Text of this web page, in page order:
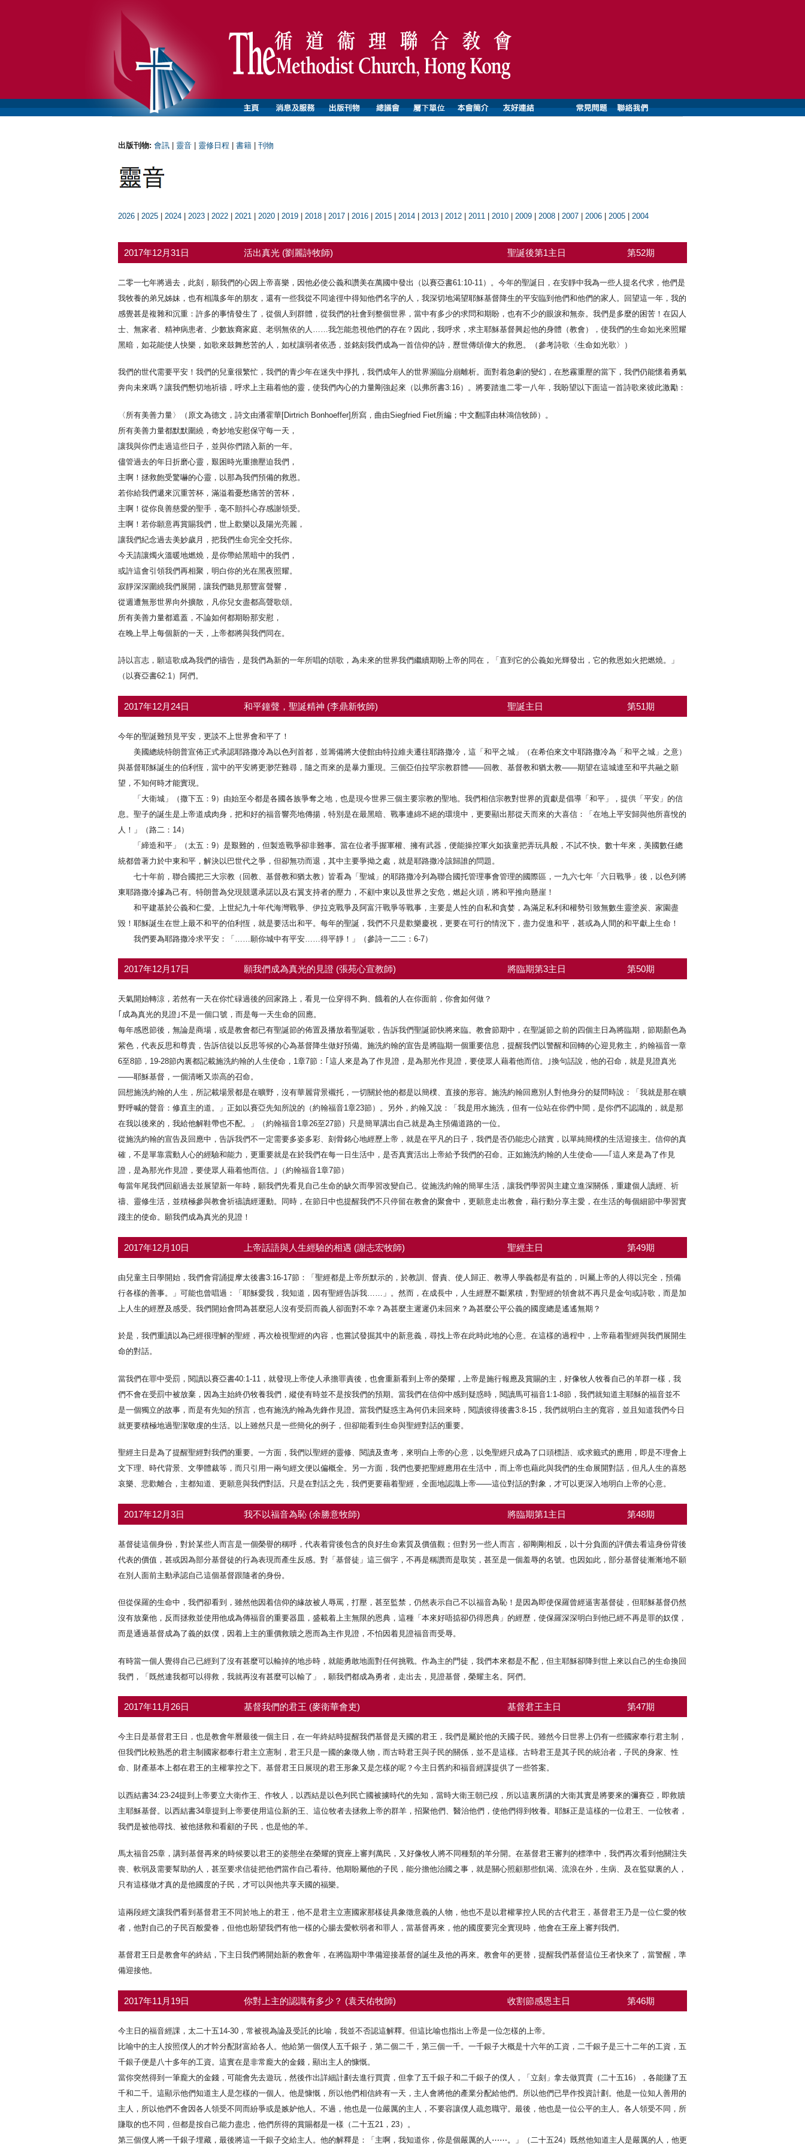
出版刊物: 會訊 靈音 靈修日程 書籍 刊物
2026 | 2025 | 2024 | 2023 | 2022 | 2021 | 2020 | 2019 | 2018 | 2017 | 2016 | 2015 | 2014 | 2013 | 2012 | 2011 | 2010 | 2009 | 2008 | 2007 | 2006 | 2005 | 2004
2017年12月31日 活出真光 (劉麗詩牧師) 聖誕後第1主日 第52期
二零一七年將過去，此刻，願我們的心因上帝喜樂，因他必使公義和讚美在萬國中發出（以賽亞書61:10-11）。今年的聖誕日，在安靜中我為一些人提名代求，他們是
我牧養的弟兄姊妹，也有相識多年的朋友，還有一些我從不同途徑中得知他們名字的人，我深切地渴望耶穌基督降生的平安臨到他們和他們的家人。回望這一年，我的
感覺甚是複雜和沉重：許多的事情發生了，從個人到群體，從我們的社會到整個世界，當中有多少的求問和期盼，也有不少的眼淚和無奈。我們是多麼的困苦！在囚人
士、無家者、精神病患者、少數族裔家庭、老弱無依的人……我怎能忽視他們的存在？因此，我呼求，求主耶穌基督興起他的身體（教會），使我們的生命如光來照耀
黑暗，如花能使人快樂，如歌來鼓舞愁苦的人，如杖讓弱者依憑，並銘刻我們成為一首信仰的詩，歷世傳頌偉大的救恩。（參考詩歌〈生命如光歌〉）
我們的世代需要平安！我們的兒童很繁忙，我們的青少年在迷失中掙扎，我們成年人的世界瀕臨分崩離析。面對着急劇的變幻，在愁霧重壓的當下，我們仍能懷着勇氣
奔向未來嗎？讓我們懇切地祈禱，呼求上主藉着他的靈，使我們內心的力量剛強起來（以弗所書3:16）。將要踏進二零一八年，我盼望以下面這一首詩歌來彼此激勵：
〈所有美善力量〉（原文為德文，詩文由潘霍華[Dirtrich Bonhoeffer]所寫，曲由Siegfried Fiet所編；中文翻譯由林鴻信牧師）。
所有美善力量都默默圍繞，奇妙地安慰保守每一天，
讓我與你們走過這些日子，並與你們踏入新的一年。
儘管過去的年日折磨心靈，艱困時光重擔壓迫我們，
主啊！拯救飽受驚嚇的心靈，以那為我們預備的救恩。
若你給我們遞來沉重苦杯，滿溢着憂愁痛苦的苦杯，
主啊！從你良善慈愛的聖手，毫不顫抖心存感謝領受。
主啊！若你願意再賞賜我們，世上歡樂以及陽光亮麗，
讓我們紀念過去美妙歲月，把我們生命完全交托你。
今天請讓燭火溫暖地燃燒，是你帶給黑暗中的我們，
或許這會引領我們再相聚，明白你的光在黑夜照耀。
寂靜深深圍繞我們展開，讓我們聽見那豐富聲響，
從週遭無形世界向外擴散，凡你兒女盡都高聲歌頌。
所有美善力量都遮蓋，不論如何都期盼那安慰，
在晚上早上每個新的一天，上帝都將與我們同在。
詩以言志，願這歌成為我們的禱告，是我們為新的一年所唱的頌歌，為未來的世界我們繼續期盼上帝的同在，「直到它的公義如光輝發出，它的救恩如火把燃燒。」
（以賽亞書62:1）阿們。
2017年12月24日 和平鐘聲，聖誕精神 (李鼎新牧師) 聖誕主日 第51期
今年的聖誕難預見平安，更談不上世界會和平了！
美國總統特朗普宣佈正式承認耶路撒冷為以色列首都，並籌備將大使館由特拉維夫遷往耶路撒冷，這「和平之城」（在希伯來文中耶路撒冷為「和平之城」之意）
與基督耶穌誕生的伯利恆，當中的平安將更渺茫難尋，隨之而來的是暴力重現。三個亞伯拉罕宗教群體——回教、基督教和猶太教——期望在這城達至和平共融之願
望，不知何時才能實現。
「大衛城」（撒下五：9）由始至今都是各國各族爭奪之地，也是現今世界三個主要宗教的聖地。我們相信宗教對世界的貢獻是倡導「和平」，提供「平安」的信
息。聖子的誕生是上帝道成肉身，把和好的福音響亮地傳揚，特別是在最黑暗、戰事連綿不絕的環境中，更要顯出那從天而來的大喜信：「在地上平安歸與他所喜悅的
人！」（路二：14）
「締造和平」（太五：9）是艱難的，但製造戰爭卻非難事。當在位者手握軍權、擁有武器，便能操控軍火如孩童把弄玩具般，不試不快。數十年來，美國數任總
統都曾著力於中東和平，解決以巴世代之爭，但卻無功而退，其中主要爭拗之處，就是耶路撒冷該歸誰的問題。
七十年前，聯合國把三大宗教（回教、基督教和猶太教）皆看為「聖城」的耶路撒冷列為聯合國托管理事會管理的國際區，一九六七年「六日戰爭」後，以色列將
東耶路撒冷據為己有。特朗普為兌現競選承諾以及右翼支持者的壓力，不顧中東以及世界之安危，燃起火頭，將和平推向懸崖！
和平建基於公義和仁愛。上世紀九十年代海灣戰爭、伊拉克戰爭及阿富汗戰爭等戰事，主要是人性的自私和貪婪，為滿足私利和權勢引致無數生靈塗炭、家園盡
毀！耶穌誕生在世上最不和平的伯利恆，就是要活出和平。每年的聖誕，我們不只是歡樂慶祝，更要在可行的情況下，盡力促進和平，甚或為人間的和平獻上生命！
我們要為耶路撒冷求平安：「……願你城中有平安……得平靜！」（參詩一二二：6-7）
2017年12月17日 願我們成為真光的見證 (張苑心宣教師) 將臨期第3主日 第50期
天氣開始轉涼，若然有一天在你忙碌過後的回家路上，看見一位穿得不夠、餓着的人在你面前，你會如何做？
｢成為真光的見證｣不是一個口號，而是每一天生命的回應。
每年感恩節後，無論是商場，或是教會都已有聖誕節的佈置及播放着聖誕歌，告訴我們聖誕節快將來臨。教會節期中，在聖誕節之前的四個主日為將臨期，節期顏色為
紫色，代表反思和尊貴，告訴信徒以反思等候的心為基督降生做好預備。施洗約翰的宣告是將臨期一個重要信息，提醒我們以警醒和回轉的心迎見救主，約翰福音一章
6至8節，19-28節內裏都記載施洗約翰的人生使命，1章7節：｢這人來是為了作見證，是為那光作見證，要使眾人藉着他而信。｣換句話說，他的召命，就是見證真光
——耶穌基督，一個清晰又崇高的召命。
回想施洗約翰的人生，所記載場景都是在曠野，沒有華麗背景襯托，一切關於他的都是以簡樸、直接的形容。施洗約翰回應別人對他身分的疑問時說：「我就是那在曠
野呼喊的聲音：修直主的道。」正如以賽亞先知所說的（約翰福音1章23節）。另外，約翰又說：「我是用水施洗，但有一位站在你們中間，是你們不認識的，就是那
在我以後來的，我給他解鞋帶也不配。」（約翰福音1章26至27節）只是簡單講出自己就是為主預備道路的一位。
從施洗約翰的宣告及回應中，告訴我們不一定需要多姿多彩、刻骨銘心地經歷上帝，就是在平凡的日子，我們是否仍能忠心踏實，以單純簡樸的生活迎接主。信仰的真
確，不是單靠震動人心的經驗和能力，更重要就是在於我們在每一日生活中，是否真實活出上帝給予我們的召命。正如施洗約翰的人生使命——｢這人來是為了作見
證，是為那光作見證，要使眾人藉着他而信。｣（約翰福音1章7節）
每當年尾我們回顧過去並展望新一年時，願我們先看見自己生命的缺欠而學習改變自己。從施洗約翰的簡單生活，讓我們學習與主建立進深關係，重建個人讀經、祈
禱、靈修生活，並積極參與教會祈禱讀經運動。同時，在節日中也提醒我們不只停留在教會的聚會中，更願意走出教會，藉行動分享主愛，在生活的每個細節中學習實
踐主的使命。願我們成為真光的見證！
2017年12月10日 上帝話語與人生經驗的相遇 (謝志宏牧師) 聖經主日 第49期
由兒童主日學開始，我們會背誦提摩太後書3:16-17節：「聖經都是上帝所默示的，於教訓、督責、使人歸正、教導人學義都是有益的，叫屬上帝的人得以完全，預備
行各樣的善事。」可能也曾唱過：「耶穌愛我，我知道，因有聖經告訴我……」。然而，在成長中，人生經歷不斷累積，對聖經的領會就不再只是金句或詩歌，而是加
上人生的經歷及感受。我們開始會問為甚麼惡人沒有受罰而義人卻面對不幸？為甚麼主遲遲仍未回來？為甚麼公平公義的國度總是遙遙無期？
於是，我們重讀以為已經很理解的聖經，再次檢視聖經的內容，也嘗試發掘其中的新意義，尋找上帝在此時此地的心意。在這樣的過程中，上帝藉着聖經與我們展開生
命的對話。
當我們在罪中受罰，閱讀以賽亞書40:1-11，就發現上帝使人承擔罪責後，也會重新看到上帝的榮耀，上帝是施行報應及賞賜的主，好像牧人牧養自己的羊群一樣，我
們不會在受罰中被放棄，因為主始終仍牧養我們，縱使有時並不是按我們的預期。當我們在信仰中感到疑惑時，閱讀馬可福音1:1-8節，我們就知道主耶穌的福音並不
是一個獨立的故事，而是有先知的預言，也有施洗約翰為先鋒作見證。當我們疑惑主為何仍未回來時，閱讀彼得後書3:8-15，我們就明白主的寬容，並且知道我們今日
就更要積極地過聖潔敬虔的生活。以上雖然只是一些簡化的例子，但卻能看到生命與聖經對話的重要。
聖經主日是為了提醒聖經對我們的重要。一方面，我們以聖經的靈修、閱讀及查考，來明白上帝的心意，以免聖經只成為了口頭標語、或求籤式的應用，即是不理會上
文下理、時代背景、文學體裁等，而只引用一兩句經文便以偏概全。另一方面，我們也要把聖經應用在生活中，而上帝也藉此與我們的生命展開對話，但凡人生的喜怒
哀樂、悲歡離合，主都知道、更願意與我們對話。只是在對話之先，我們更要藉着聖經，全面地認識上帝——這位對話的對象，才可以更深入地明白上帝的心意。
2017年12月3日 我不以福音為恥 (余勝意牧師) 將臨期第1主日 第48期
基督徒這個身份，對於某些人而言是一個榮譽的稱呼，代表着背後包含的良好生命素質及價值觀；但對另一些人而言，卻剛剛相反，以十分負面的評價去看這身份背後
代表的價值，甚或因為部分基督徒的行為表現而產生反感。對「基督徒」這三個字，不再是稱讚而是取笑，甚至是一個羞辱的名號。也因如此，部分基督徒漸漸地不願
在別人面前主動承認自己這個基督跟隨者的身份。
但從保羅的生命中，我們卻看到，雖然他因着信仰的緣故被人辱罵，打壓，甚至監禁，仍然表示自己不以福音為恥！是因為即使保羅曾經逼害基督徒，但耶穌基督仍然
沒有放棄他，反而拯救並使用他成為傳福音的重要器皿，盛載着上主無限的恩典，這種「本來好唔掂卻仍得恩典」的經歷，使保羅深深明白到他已經不再是罪的奴僕，
而是通過基督成為了義的奴僕，因着上主的重價救贖之恩而為主作見證，不怕因着見證福音而受辱。
有時當一個人覺得自己已經到了沒有甚麼可以輸掉的地步時，就能勇敢地面對任何挑戰。作為主的門徒，我們本來都是不配，但主耶穌卻降到世上來以自己的生命換回
我們，「既然連我都可以得救，我就再沒有甚麼可以輸了」，願我們都成為勇者，走出去，見證基督，榮耀主名。阿們。
2017年11月26日 基督我們的君王 (麥衛華會吏) 基督君王主日 第47期
今主日是基督君王日，也是教會年曆最後一個主日，在一年終結時提醒我們基督是天國的君王，我們是屬於他的天國子民。雖然今日世界上仍有一些國家奉行君主制，
但我們比較熟悉的君主制國家都奉行君主立憲制，君王只是一國的象徵人物，而古時君王與子民的關係，並不是這樣。古時君王是其子民的統治者，子民的身家、性
命、財產基本上都在君王的主權掌控之下。基督君王日展現的君王形象又是怎樣的呢？今主日舊約和福音經課提供了一些答案。
以西結書34:23-24提到上帝要立大衛作王、作牧人，以西結是以色列民亡國被擄時代的先知，當時大衛王朝已歿，所以這裏所講的大衛其實是將要來的彌賽亞，即救贖
主耶穌基督。以西結書34章提到上帝要使用這位新的王、這位牧者去拯救上帝的群羊，招聚他們、醫治他們，使他們得到牧養。耶穌正是這樣的一位君王、一位牧者，
我們是被他尋找、被他拯救和看顧的子民，也是他的羊。
馬太福音25章，講到基督再來的時候要以君王的姿態坐在榮耀的寶座上審判萬民，又好像牧人將不同種類的羊分開。在基督君王審判的標準中，我們再次看到他關注失
喪、軟弱及需要幫助的人，甚至要求信徒把他們當作自己看待。他期盼屬他的子民，能分擔他治國之事，就是關心照顧那些飢渴、流浪在外，生病、及在監獄裏的人，
只有這樣做才真的是他國度的子民，才可以與他共享天國的福樂。
這兩段經文讓我們看到基督君王不同於地上的君王，他不是君主立憲國家那樣徒具象徵意義的人物，他也不是以君權掌控人民的古代君王，基督君王乃是一位仁愛的牧
者，他對自己的子民百般愛眷，但他也盼望我們有他一樣的心腸去愛軟弱者和罪人，當基督再來，他的國度要完全實現時，他會在王座上審判我們。
基督君王日是教會年的終結，下主日我們將開始新的教會年，在將臨期中準備迎接基督的誕生及他的再來。教會年的更替，提醒我們基督這位王者快來了，當警醒，準
備迎接他。
2017年11月19日 你對上主的認識有多少？ (袁天佑牧師) 收割節感恩主日 第46期
今主日的福音經課，太二十五14-30，常被視為論及受託的比喻，我並不否認這解釋。但這比喻也指出上帝是一位怎樣的上帝。
比喻中的主人按照僕人的才幹分配財富給各人。他給第一個僕人五千銀子，第二個二千，第三個一千。一千銀子大概是十六年的工資，二千銀子是三十二年的工資，五
千銀子便是八十多年的工資。這實在是非常龐大的金錢，顯出主人的慷慨。
當你突然得到一筆龐大的金錢，可能會先去遊玩，然後作出詳細計劃去進行買賣，但拿了五千銀子和二千銀子的僕人，「立刻」拿去做買賣（二十五16），各能賺了五
千和二千。這顯示他們知道主人是怎樣的一個人。他是慷慨，所以他們相信終有一天，主人會將他的產業分配給他們。所以他們已早作投資計劃。他是一位知人善用的
主人，所以他們不會因各人領受不同而紛爭或是嫉妒他人。不過，他也是一位嚴厲的主人，不要容讓僕人疏忽職守。最後，他也是一位公平的主人。各人領受不同，所
賺取的也不同，但都是按自己能力盡忠，他們所得的賞賜都是一樣（二十五21，23）。
第三個僕人將一千銀子埋藏，最後將這一千銀子交給主人。他的解釋是：「主啊，我知道你，你是個嚴厲的人⋯⋯。」（二十五24）既然他知道主人是嚴厲的人，他更